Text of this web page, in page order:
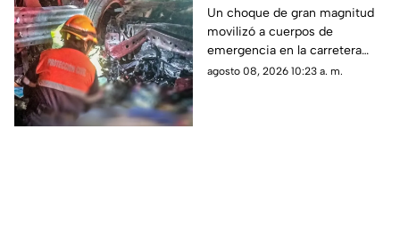
un auto destrozado y
víctimas m0rt4les en la
Irapuato Salamanca
Un choque de gran magnitud
movilizó a cuerpos de
emergencia en la carretera
Irapuato-Salamanca, donde
agosto 08, 2026 10:23 a. m.